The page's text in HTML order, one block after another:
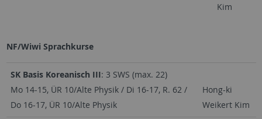
Kim
NF/Wiwi Sprachkurse
SK Basis Koreanisch III: 3 SWS (max. 22)
Mo 14-15, ÜR 10/Alte Physik / Di 16-17, R. 62 /
Do 16-17, ÜR 10/Alte Physik
Hong-ki
Weikert Kim